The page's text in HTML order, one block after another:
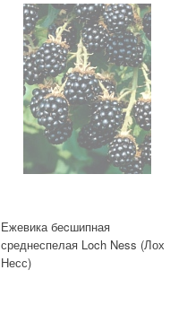
Ежевика беcшипная
среднеспелая Loch Ness (Лох
Несс)